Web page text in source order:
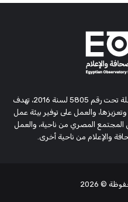
مؤسسة بحثية وحقوقية مستقلة، مسجلة تحت رقم 5805 لسنة 2016، تهدف
والعمل على توفير بيئة عمل
المصري من ناحية، والعمل
والإعلام من ناحية أخرى.
© 2026